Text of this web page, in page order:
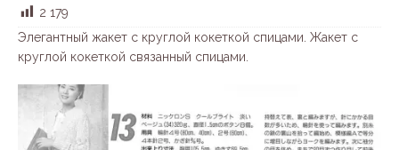
2 179
Элегантный жакет с круглой кокеткой спицами. Жакет с
круглой кокеткой связанный спицами.